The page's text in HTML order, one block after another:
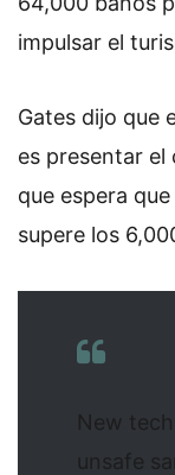
impulsar el
Gates dijo que
es presentar
que espera
supere los
New
unsafe